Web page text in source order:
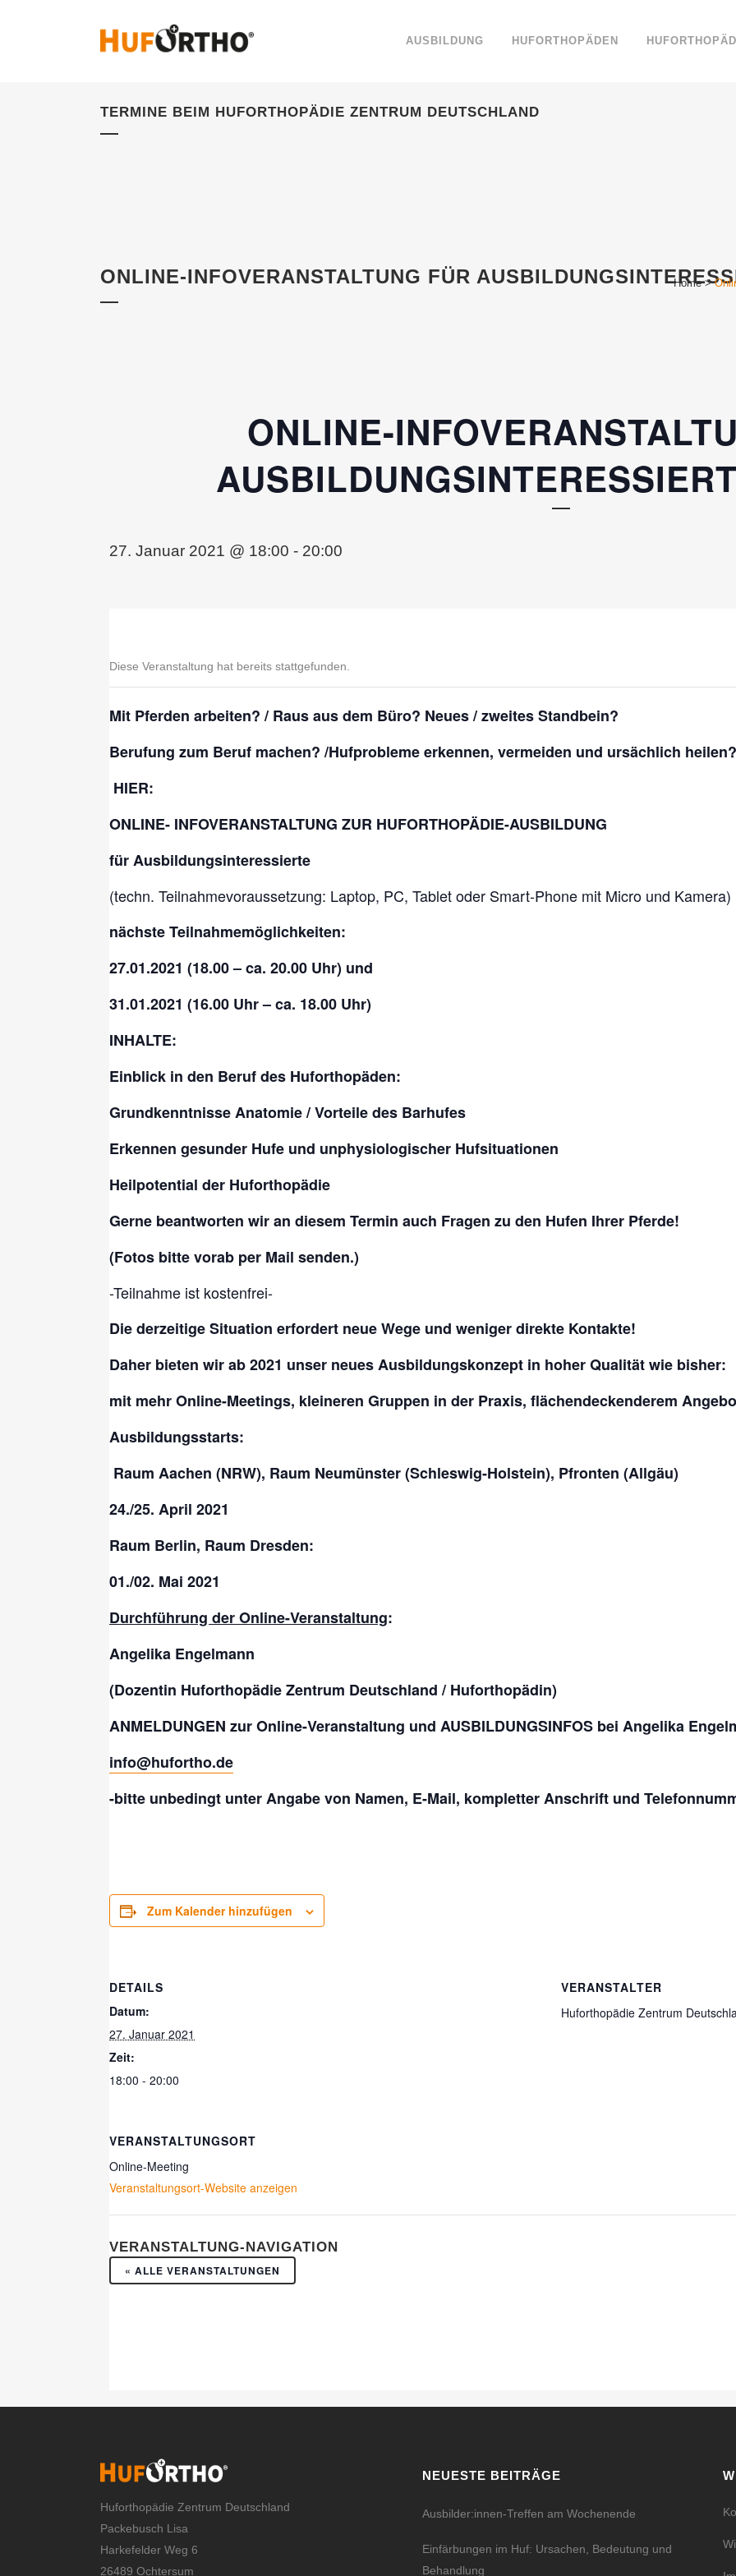
AUSBILDUNG HUFORTHOPÄDEN
TERMINE BEIM HUFORTHOPÄDIE ZENTRUM DEUTSCHLAND
ONLINE-INFOVERANSTALTUNG FÜR Home>
ONLINE-
27. Januar 2021 @ 18:00 - 20:00
Diese Veranstaltung hat bereits stattgefunden.
Mit Pferden arbeiten? / Raus aus dem Büro? Neues / zweites Standbein?
Berufung zum Beruf machen? /Hufprobleme erkennen, vermeiden und ursächlich heilen?
HIER:
ONLINE- INFOVERANSTALTUNG ZUR HUFORTHOPÄDIE-AUSBILDUNG
für Ausbildungsinteressierte
(techn. Teilnahmevoraussetzung: Laptop, PC, Tablet oder Smart-Phone mit Micro und Kamera)
nächste Teilnahmemöglichkeiten:
27.01.2021 (18.00 – ca. 20.00 Uhr) und
31.01.2021 (16.00 Uhr – ca. 18.00 Uhr)
INHALTE:
Einblick in den Beruf des Huforthopäden:
Grundkenntnisse Anatomie / Vorteile des Barhufes
Erkennen gesunder Hufe und unphysiologischer Hufsituationen
Heilpotential der Huforthopädie
Gerne beantworten wir an diesem Termin auch Fragen zu den Hufen Ihrer Pferde!
(Fotos bitte vorab per Mail senden.)
-Teilnahme ist kostenfrei-
Die derzeitige Situation erfordert neue Wege und weniger direkte Kontakte!
Daher bieten wir ab 2021 unser neues Ausbildungskonzept in hoher Qualität wie bisher:
mit mehr Online-Meetings, kleineren Gruppen in der Praxis, flächendeckenderem
Ausbildungsstarts:
Raum Aachen (NRW), Raum Neumünster (Schleswig-Holstein), Pfronten (Allgäu)
24./25. April 2021
Raum Berlin, Raum Dresden:
01./02. Mai 2021
Durchführung der Online-Veranstaltung:
Angelika Engelmann
(Dozentin Huforthopädie Zentrum Deutschland / Huforthopädin)
ANMELDUNGEN zur Online-Veranstaltung und AUSBILDUNGSINFOS bei Angelika
info@hufortho.de
-bitte unbedingt unter Angabe von Namen, E-Mail, kompletter Anschrift und
Zum Kalender hinzufügen
DETAILS
Datum:
27. Januar 2021
Zeit:
18:00 - 20:00
VERANSTALTER
Huforthopädie Zentrum
VERANSTALTUNGSORT
Online-Meeting
Veranstaltungsort-Website anzeigen
VERANSTALTUNG-NAVIGATION
« ALLE VERANSTALTUNGEN
Huforthopädie Zentrum Deutschland
Packebusch Lisa
Harkefelder Weg 6
26489 Ochtersum
NEUESTE BEITRÄGE
Ausbilder:innen-Treffen am Wochenende
Einfärbungen im Huf: Ursachen, Bedeutung und
Behandlung